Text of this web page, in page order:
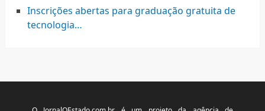
Inscrições abertas para graduação gratuita de
tecnologia…